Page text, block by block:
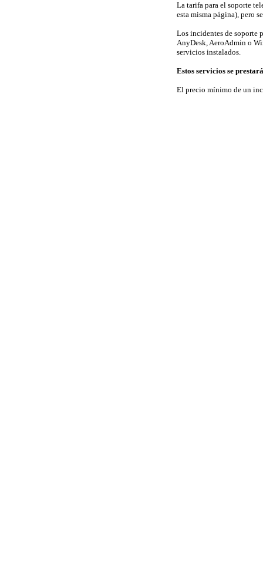
La tarifa para el soporte
esta misma página), pero
Los incidentes de soporte
AnyDesk, AeroAdmin o
servicios instalados.
Estos servicios se
El precio mínimo de un